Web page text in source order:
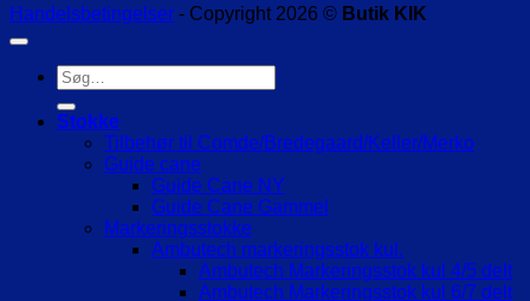
Handelsbetingelser - Copyright 2026 © Butik KIK
Søg
efter:
Stokke
Tilbehør til Comde/Bredegaard/Keller/Merko
Guide cane
Guide Cane NY
Guide Cane Gammel
Markeringsstokke
Ambutech markeringsstok kul.
Ambutech Markeringsstok kul 4/5 delt
Ambutech Markeringsstok kul 6/7 delt